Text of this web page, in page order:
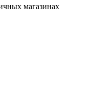
магазинах